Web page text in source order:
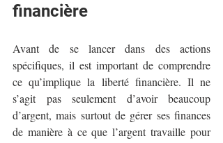
financière
Avant de se lancer dans des actions
spécifiques, il est important de comprendre
ce qu’implique la liberté financière. Il ne
s’agit pas seulement d’avoir beaucoup
d’argent, mais surtout de gérer ses finances
de manière à ce que l’argent travaille pour